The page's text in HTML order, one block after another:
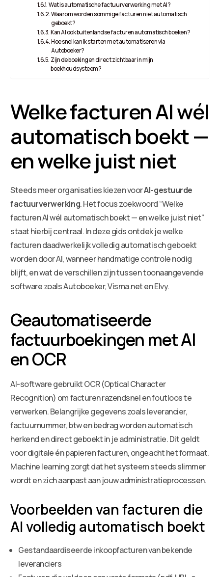
Wat is automatische factuurverwerking met AI?
Waarom worden sommige facturen niet automatisch
geboekt?
Kan AI ook buitenlandse facturen automatisch boeken?
Hoe snel kan ik starten met automatiseren via
Autoboeker?
Zijn de boekingen direct zichtbaar in mijn
boekhoudsysteem?
Welke facturen AI wél
automatisch boekt —
en welke juist niet
Steeds meer organisaties kiezen voorAI-gestuurde
factuurverwerking. Het focus zoekwoord “Welke
facturen AI wél automatisch boekt — en welke juist niet”
staat hierbij centraal. In deze gids ontdek je welke
facturen daadwerkelijk volledig automatisch geboekt
worden door AI, wanneer handmatige controle nodig
blijft, en wat de verschillen zijn tussen toonaangevende
software zoals Autoboeker, Visma.net en Elvy.
Geautomatiseerde
factuurboekingen met AI
en OCR
AI-software gebruikt OCR (Optical Character
Recognition) om facturen razendsnel en foutloos te
verwerken. Belangrijke gegevens zoals leverancier,
factuurnummer, btw en bedrag worden automatisch
herkend en direct geboekt in je administratie. Dit geldt
voor digitale én papieren facturen, ongeacht het formaat.
Machine learning zorgt dat het systeem steeds slimmer
wordt en zich aanpast aan jouw administratieprocessen.
Voorbeelden van facturen die
AI volledig automatisch boekt
Gestandaardiseerde inkoopfacturen van bekende
leveranciers